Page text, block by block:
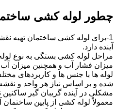
چطور لوله کشی
1-برای لوله کشی ساختمان تهیه
آینده دارد.
مراحل لوله کشی بستگی به نوع لوله
میزان فشار آب و همچنین میزان
لوله ها با جنس ها و کاربردهای
شده و بر اساس نیاز هر واحد و
مشکلی در آینده گریبان گیر ساکنین
معمولاً لوله کشی از پایین